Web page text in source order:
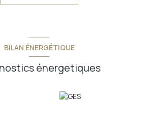
commerce qui est au prix de 127 000
les risques auxquels ce bien est exposé
BILAN ÉNERGÉTIQUE
énergetiques